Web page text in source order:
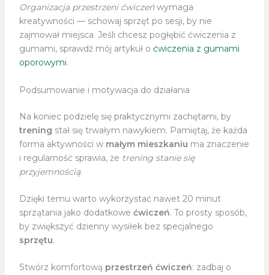
Organizacja przestrzeni ćwiczeńwymaga
kreatywności — schowaj sprzęt po sesji, by nie
zajmował miejsca. Jeśli chcesz pogłębić ćwiczenia z
gumami, sprawdź mój artykuł o ćwiczenia z gumami
oporowymi.
Podsumowanie i motywacja do działania
Na koniec podzielę się praktycznymi zachętami, by
trening stał się trwałym nawykiem. Pamiętaj, że każda
forma aktywności w małym mieszkaniu ma znaczenie
i regularność sprawia, że trening stanie się
przyjemnością.
Dzięki temu warto wykorzystać nawet 20 minut
sprzątania jako dodatkowe ćwiczeń. To prosty sposób,
by zwiększyć dzienny wysiłek bez specjalnego
sprzętu.
Stwórz komfortową przestrzeń ćwiczeń: zadbaj o